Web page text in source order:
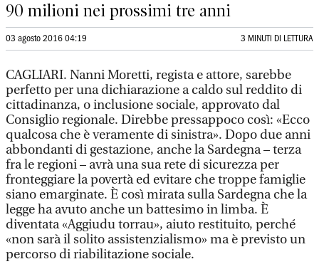
90 milioni nei prossimi tre anni
03 agosto 2016 04:19 3 MINUTI DI LETTURA
CAGLIARI. Nanni Moretti, regista e attore, sarebbe
perfetto per una dichiarazione a caldo sul reddito di
cittadinanza, o inclusione sociale, approvato dal
Consiglio regionale. Direbbe pressappoco così: «Ecco
qualcosa che è veramente di sinistra». Dopo due anni
abbondanti di gestazione, anche la Sardegna – terza
fra le regioni – avrà una sua rete di sicurezza per
fronteggiare la povertà ed evitare che troppe famiglie
siano emarginate. È così mirata sulla Sardegna che la
legge ha avuto anche un battesimo in limba. È
diventata «Aggiudu torrau», aiuto restituito, perché
«non sarà il solito assistenzialismo» ma è previsto un
percorso di riabilitazione sociale.